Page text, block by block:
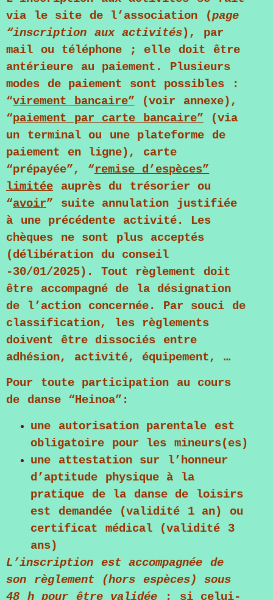
via le site de l’association (page
“inscription aux activités), par
mail ou téléphone ; elle doit être
antérieure au paiement. Plusieurs
modes de paiement sont possibles :
“virement bancaire” (voir annexe),
“paiement par carte bancaire” (via
un terminal ou une plateforme de
paiement en ligne), carte
“prépayée”, “remise d’espèces”
limitée auprès du trésorier ou
“avoir” suite annulation justifiée
à une précédente activité. Les
chèques ne sont plus acceptés
(délibération du conseil
-30/01/2025). Tout règlement doit
être accompagné de la désignation
de l’action concernée. Par souci de
classification, les règlements
doivent être dissociés entre
adhésion, activité, équipement, …
Pour toute participation au cours
de danse “Heinoa”:
une autorisation parentale est
obligatoire pour les mineurs(es)
une attestation sur l’honneur
d’aptitude physique à la
pratique de la danse de loisirs
est demandée (validité 1 an) ou
certificat médical (validité 3
ans)
L’inscription est accompagnée de
son règlement (hors espèces) sous
48 h pour être validée ; si celui-